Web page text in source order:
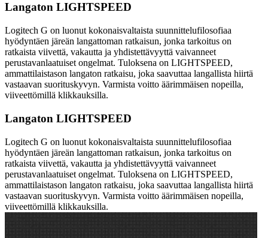
Langaton LIGHTSPEED
Logitech G on luonut kokonaisvaltaista suunnittelufilosofiaa
hyödyntäen järeän langattoman ratkaisun, jonka tarkoitus on
ratkaista viivettä, vakautta ja yhdistettävyyttä vaivanneet
perustavanlaatuiset ongelmat. Tuloksena on LIGHTSPEED,
ammattilaistason langaton ratkaisu, joka saavuttaa langallista hiirtä
vastaavan suorituskyvyn. Varmista voitto äärimmäisen nopeilla,
viiveettömillä klikkauksilla.
Langaton LIGHTSPEED
Logitech G on luonut kokonaisvaltaista suunnittelufilosofiaa
hyödyntäen järeän langattoman ratkaisun, jonka tarkoitus on
ratkaista viivettä, vakautta ja yhdistettävyyttä vaivanneet
perustavanlaatuiset ongelmat. Tuloksena on LIGHTSPEED,
ammattilaistason langaton ratkaisu, joka saavuttaa langallista hiirtä
vastaavan suorituskyvyn. Varmista voitto äärimmäisen nopeilla,
viiveettömillä klikkauksilla.